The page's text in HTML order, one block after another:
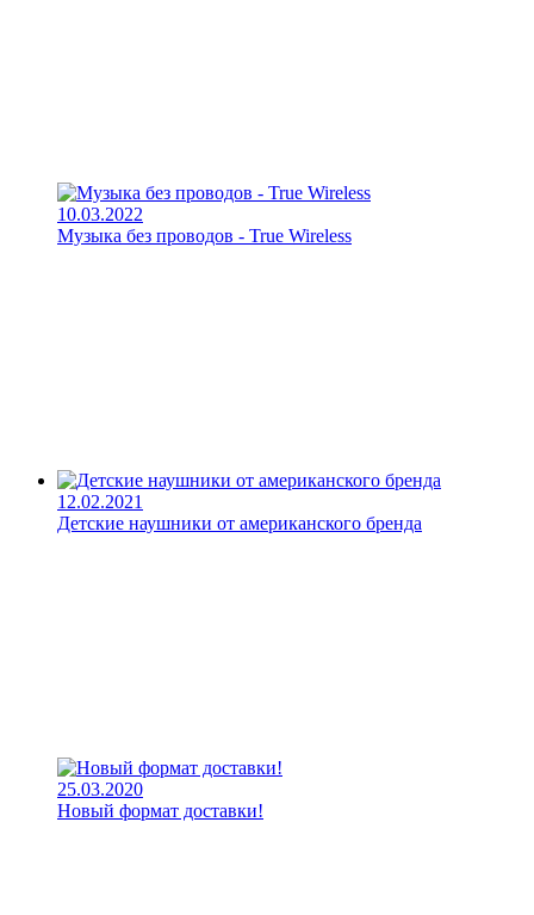
10.03.2022
Музыка без проводов - True Wireless
12.02.2021
Детские наушники от американского бренда
25.03.2020
Новый формат доставки!